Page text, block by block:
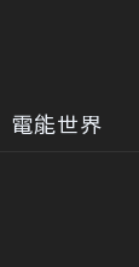
電能世界